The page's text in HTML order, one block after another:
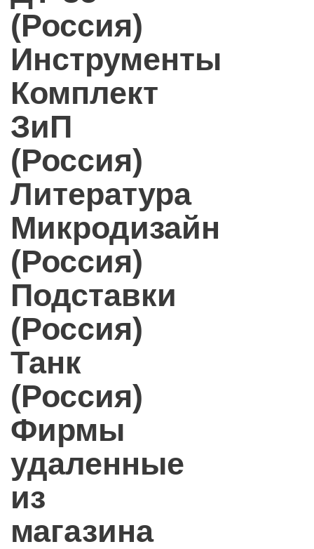
(Россия)
Инструменты
Комплект
ЗиП
(Россия)
Литература
Микродизайн
(Россия)
Подставки
(Россия)
Танк
(Россия)
Фирмы
удаленные
из
магазина